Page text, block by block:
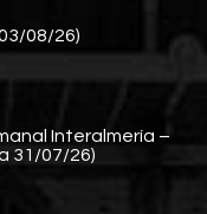
08/26)
Interalmería –
31/07/26)